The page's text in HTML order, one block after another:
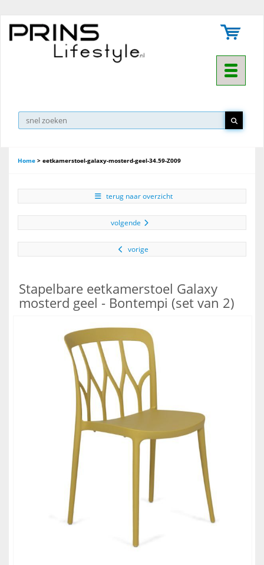
Toggle
▼
Home > eetkamerstoel-galaxy-mosterd-geel-34.59-Z009
terug naar overzicht
volgende
vorige
Stapelbare eetkamerstoel Galaxy
mosterd geel - Bontempi (set van 2)